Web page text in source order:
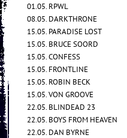
01.05. RPWL
08.05. DARKTHRONE
15.05. PARADISE LOST
15.05. BRUCE SOORD
15.05. CONFESS
15.05. FRONTLINE
15.05. ROBIN BECK
15.05. VON GROOVE
22.05. BLINDEAD 23
22.05. BOYS FROM HEAVEN
22.05. DAN BYRNE